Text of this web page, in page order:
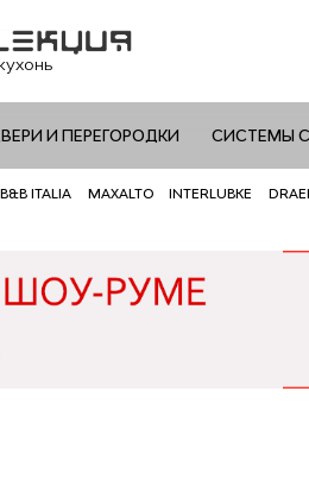
И ПЕРЕГОРОДКИ СИСТЕМЫ
B&B ITALIA MAXALTO INTERLUBKE